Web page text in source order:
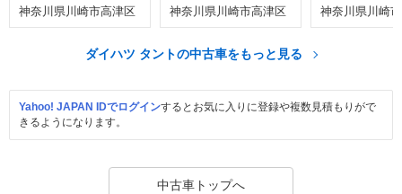
神奈川県川崎市高津区 神奈川県川崎市高津区 神奈川県川崎
ダイハツ タントの中古車をもっと見る
Yahoo! JAPAN IDでログインするとお気に入りに登録や複数見積もりがで
きるようになります。
中古車トップへ